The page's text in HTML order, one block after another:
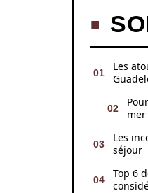
Les
mer
Les
séjour
Top 6